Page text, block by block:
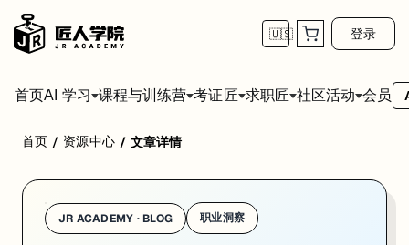
🇺🇸 登录
首页AI 学习 课程与训练营 考证匠 求职匠 社区活动 会员
Trae 是字节跳动推出的 AI 原生代码编辑器——基于 VS Code 内核，
首页 / 资源中心 / 文章详情
JR ACADEMY · BLOG 职业洞察